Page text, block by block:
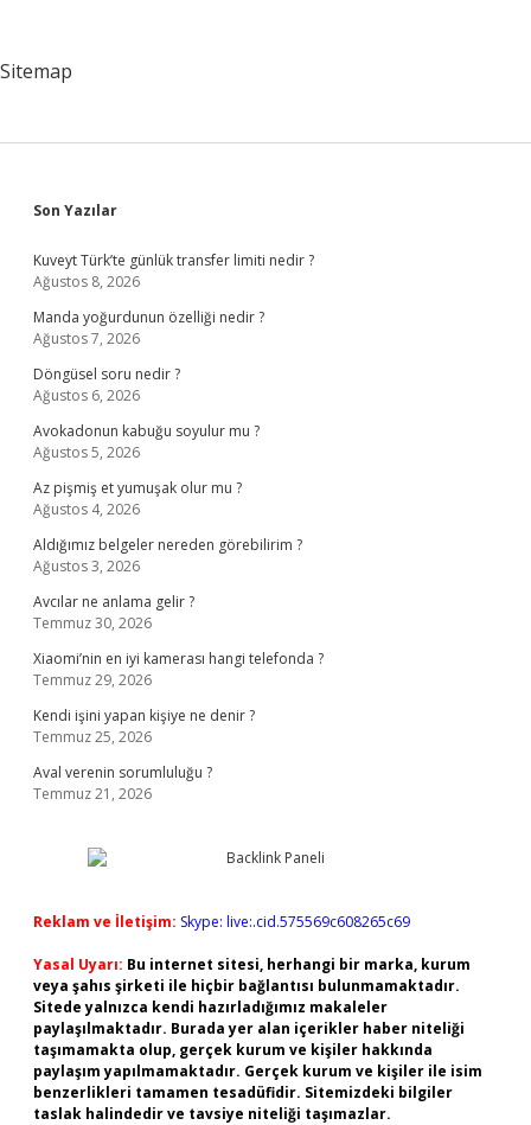
Sitemap
Sidebar
Son Yazılar
Kuveyt Türk’te günlük transfer limiti nedir ?
Ağustos 8, 2026
Manda yoğurdunun özelliği nedir ?
Ağustos 7, 2026
Döngüsel soru nedir ?
Ağustos 6, 2026
Avokadonun kabuğu soyulur mu ?
Ağustos 5, 2026
Az pişmiş et yumuşak olur mu ?
Ağustos 4, 2026
Aldığımız belgeler nereden görebilirim ?
Ağustos 3, 2026
Avcılar ne anlama gelir ?
Temmuz 30, 2026
Xiaomi’nin en iyi kamerası hangi telefonda ?
Temmuz 29, 2026
Kendi işini yapan kişiye ne denir ?
Temmuz 25, 2026
Aval verenin sorumluluğu ?
Temmuz 21, 2026
Reklam ve İletişim: Skype: live:.cid.575569c608265c69
Yasal Uyarı: Bu internet sitesi, herhangi bir marka, kurum
veya şahıs şirketi ile hiçbir bağlantısı bulunmamaktadır.
Sitede yalnızca kendi hazırladığımız makaleler
paylaşılmaktadır. Burada yer alan içerikler haber niteliği
taşımamakta olup, gerçek kurum ve kişiler hakkında
paylaşım yapılmamaktadır. Gerçek kurum ve kişiler ile isim
benzerlikleri tamamen tesadüfidir. Sitemizdeki bilgiler
taslak halindedir ve tavsiye niteliği taşımazlar.